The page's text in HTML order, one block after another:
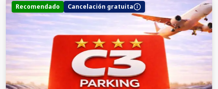
Recomendado Cancelación gratuita